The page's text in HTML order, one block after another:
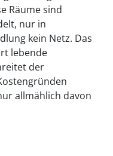
Räume sind
nur in
kein Netz. Das
lebende
der
allmählich davon